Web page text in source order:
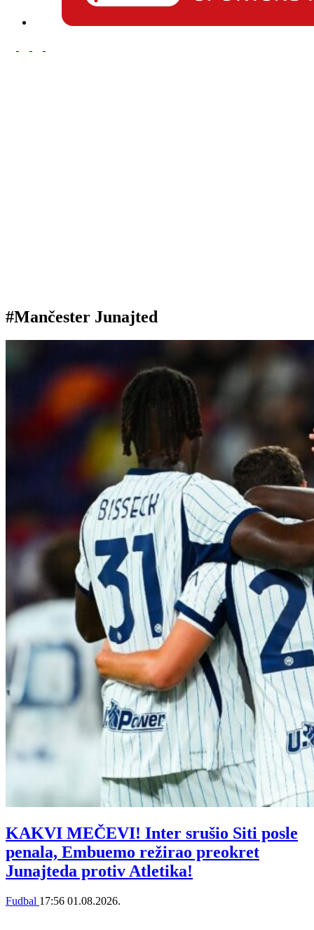
#Mančester Junajted
KAKVI MEČEVI! Inter srušio Siti posle
penala, Embuemo režirao preokret
Junajteda protiv Atletika!
Fudbal 17:56 01.08.2026.